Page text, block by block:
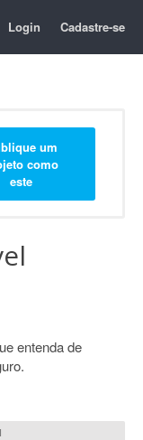
Login Cadastre-se
um
como
este
entenda de